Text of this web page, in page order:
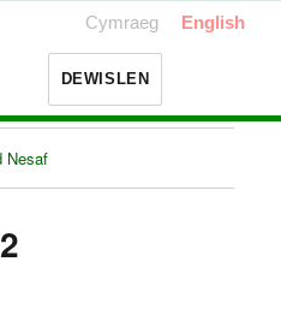
Cymraeg English
DEWISLEN
Nesaf